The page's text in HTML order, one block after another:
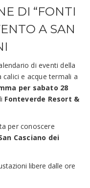
DI “FONTI
A SAN
di eventi della
calici e acque termali a
per sabato 28
Fonteverde Resort &
per conoscere
Casciano dei
libere dalle ore